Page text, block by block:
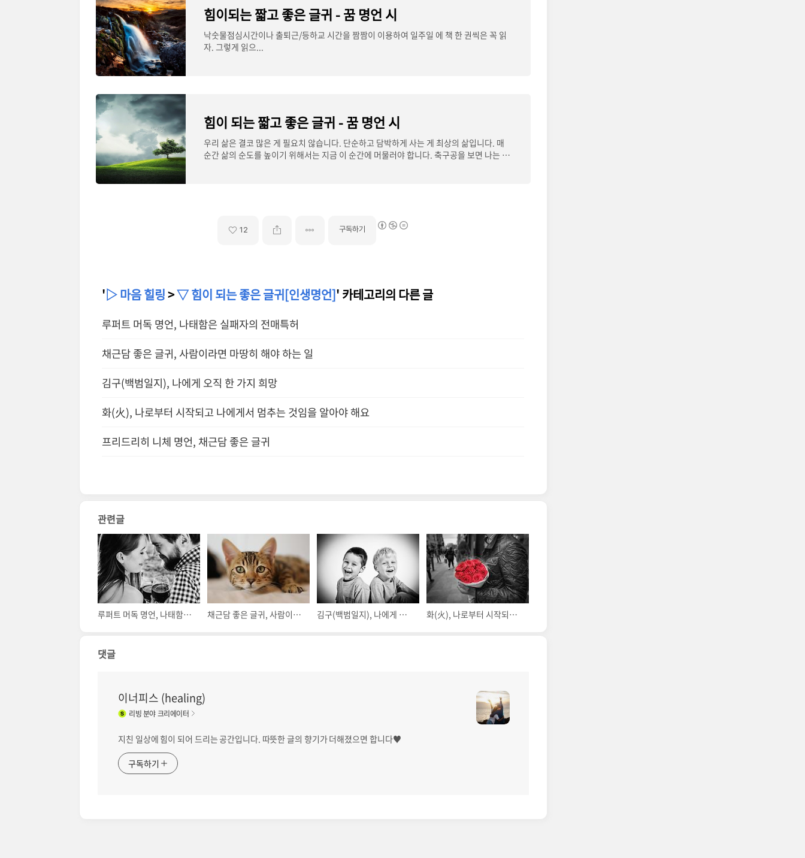
힘이되는 짧고 좋은 글귀 - 꿈 명언 시
낙숫물점심시간이나 출퇴근/등하교 시간을 짬짬이 이용하여 일주일 에 책 한 권씩은 꼭 읽
자. 그렇게 읽으...
힘이 되는 짧고 좋은 글귀 - 꿈 명언 시
우리 삶은 결코 많은 게 필요치 않습니다. 단순하고 담박하게 사는 게 최상의 삶입니다. 매
순간 삶의 순도를 높이기 위해서는 지금 이 순간에 머물러야 합니다. 축구공을 보면 나는 매
12 구독하기
'▷ 마음 힐링>▽ 힘이 되는 좋은 글귀[인생명언]' 카테고리의 다른 글
루퍼트 머독 명언, 나태함은 실패자의 전매특허
채근담 좋은 글귀, 사람이라면 마땅히 해야 하는 일
김구(백범일지), 나에게 오직 한 가지 희망
화(火), 나로부터 시작되고 나에게서 멈추는 것임을 알아야 해요
프리드리히 니체 명언, 채근담 좋은 글귀
관련글
루퍼트 머독 명언, 나태함은 실패자의 전매특허 채근담 좋은 글귀, 사람이라면 마땅히 해야 하는 일 김구(백범일지), 나에게 오직 한 가지 희망 화(火), 나로부터 시작되고 나에게서 멈추는 것임을 알아야 해요
댓글
이너피스 (healing)
리빙분야 크리에이터
지친 일상에 힘이 되어 드리는 공간입니다. 따뜻한 글의 향기가 더해졌으면 합니다♥
구독하기